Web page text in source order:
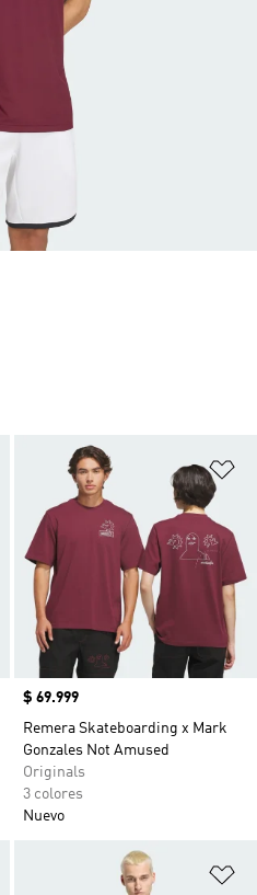
Añadir a la lista de deseos
Precio
$ 69.999
Remera Skateboarding x Mark
Gonzales Not Amused
Originals
3 colores
Nuevo
Añadir a la lista de deseos